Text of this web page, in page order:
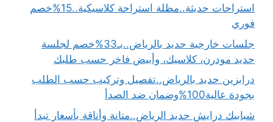
استراحات حديثة..مظلة استراحة كلاسيكية..15%خصم
فوري
جلسات خارجية حديد بالرياض..بـ33%خصم لجلسة
حديد مودرن، كلاسيك، وأبيض فاخر حسب طلبك
درابزين حديد بالرياض..تفصيل وتركيب حسب الطلب
بجودة عالية100%وضمان ضد الصدأ
شبابيك درايش حديد الرياض..متانة وأناقة بأسعار تبدأ